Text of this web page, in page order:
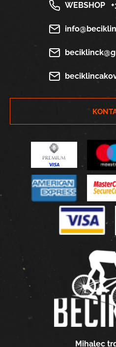
Mihalec
WEBSHOP